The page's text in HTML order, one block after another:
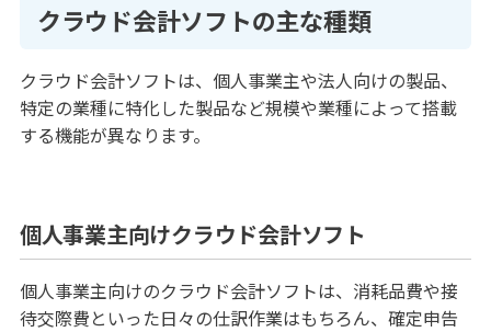
クラウド会計ソフトの主な種類
クラウド会計ソフトは、個人事業主や法人向けの製品、
特定の業種に特化した製品など規模や業種によって搭載
する機能が異なります。
個人事業主向けクラウド会計ソフト
個人事業主向けのクラウド会計ソフトは、消耗品費や接
待交際費といった日々の仕訳作業はもちろん、確定申告